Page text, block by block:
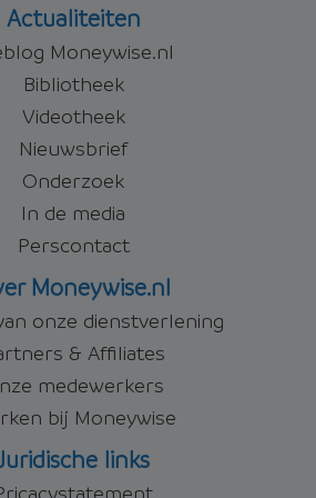
Actualiteiten
Moneywise.nl
Bibliotheek
Videotheek
Nieuwsbrief
Onderzoek
In de media
Perscontact
Moneywise.nl
onze dienstverlening
& Affiliates
medewerkers
bij Moneywise
links